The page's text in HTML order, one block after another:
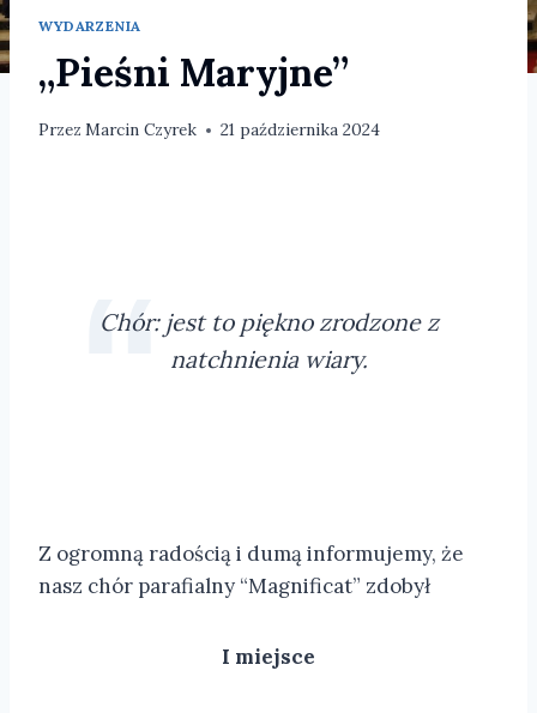
WYDARZENIA
„Pieśni Maryjne”
Przez Marcin Czyrek 21 października 2024
Chór: jest to piękno zrodzone z
natchnienia wiary.
Z ogromną radością i dumą informujemy, że
nasz chór parafialny “Magnificat” zdobył
I miejsce